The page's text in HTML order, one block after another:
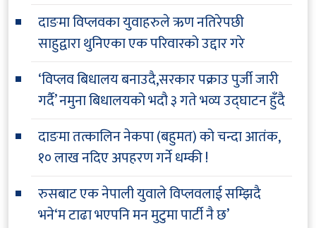
दाङमा विप्लवका युवाहरुले ऋण नतिरेपछी
साहुद्वारा थुनिएका एक परिवारको उद्दार गरे
‘विप्लव बिधालय बनाउदै,सरकार पक्राउ पुर्जी जारी
गर्दै’ नमुना बिधालयको भदौ ३ गते भव्य उद्घाटन हुँदै
दाङमा तत्कालिन नेकपा (बहुमत) को चन्दा आतंक,
१० लाख नदिए अपहरण गर्ने धम्की !
रुसबाट एक नेपाली युवाले विप्लवलाई सम्झिदै
भने‘म टाढा भएपनि मन मुटुमा पार्टी नै छ’